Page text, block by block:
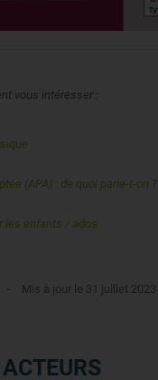
vous intéresser :
(APA) : de quoi parle-t-on ?
les enfants / ados
- Mis à jour le 31 juillet 2023